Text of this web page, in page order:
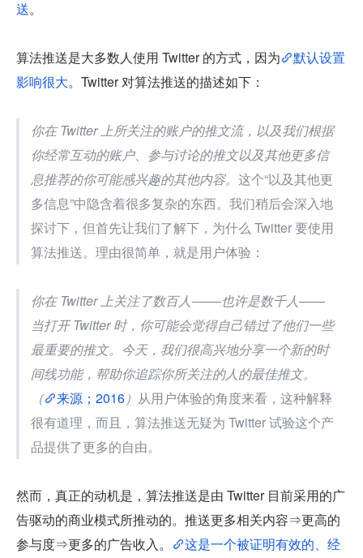
送。
算法推送是大多数人使用 Twitter 的方式，因为
默认设置
影响很大。Twitter 对算法推送的描述如下：
你在 Twitter 上所关注的账户的推文流，以及我们根据
你经常互动的账户、参与讨论的推文以及其他更多信
息推荐的你可能感兴趣的其他内容。 这个“以及其他更
多信息”中隐含着很多复杂的东西。我们稍后会深入地
探讨下，但首先让我们了解下，为什么 Twitter 要使用
算法推送。理由很简单，就是用户体验：
你在 Twitter 上关注了数百人-——也许是数千人——
当打开 Twitter 时，你可能会觉得自己错过了他们一些
最重要的推文。今天，我们很高兴地分享一个新的时
间线功能，帮助你追踪你所关注的人的最佳推文。
（
来源；2016） 从用户体验的角度来看，这种解释
很有道理，而且，算法推送无疑为 Twitter 试验这个产
品提供了更多的自由。
然而，真正的动机是，算法推送是由 Twitter 目前采用的广
告驱动的商业模式所推动的。推送更多相关内容⇒更高的
参与度⇒更多的广告收入。
这是一个被证明有效的、经